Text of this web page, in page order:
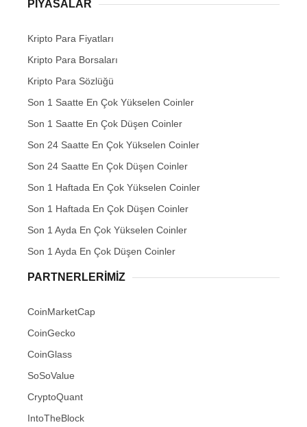
PIYASALAR
Kripto Para Fiyatları
Kripto Para Borsaları
Kripto Para Sözlüğü
Son 1 Saatte En Çok Yükselen Coinler
Son 1 Saatte En Çok Düşen Coinler
Son 24 Saatte En Çok Yükselen Coinler
Son 24 Saatte En Çok Düşen Coinler
Son 1 Haftada En Çok Yükselen Coinler
Son 1 Haftada En Çok Düşen Coinler
Son 1 Ayda En Çok Yükselen Coinler
Son 1 Ayda En Çok Düşen Coinler
PARTNERLERIMIZ
CoinMarketCap
CoinGecko
CoinGlass
SoSoValue
CryptoQuant
IntoTheBlock